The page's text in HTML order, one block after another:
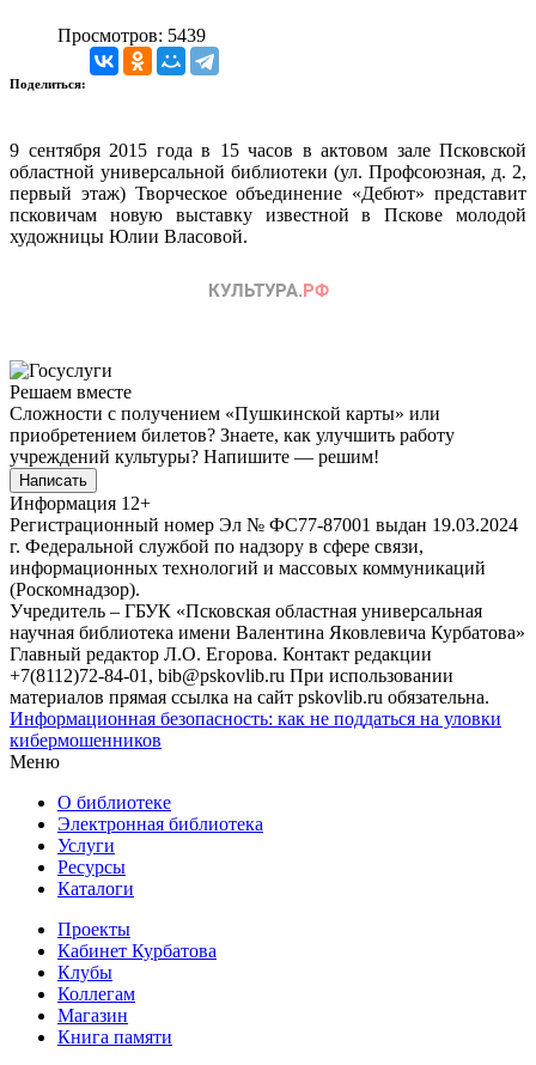
Просмотров: 5439
Поделиться:
9 сентября 2015 года в 15 часов в актовом зале Псковской
областной универсальной библиотеки (ул. Профсоюзная, д. 2,
первый этаж) Творческое объединение «Дебют» представит
псковичам новую выставку известной в Пскове молодой
художницы Юлии Власовой.
Решаем вместе
Сложности с получением «Пушкинской карты» или
приобретением билетов? Знаете, как улучшить работу
учреждений культуры? Напишите — решим!
Написать
Информация 12+
Регистрационный номер Эл № ФС77-87001 выдан 19.03.2024
г. Федеральной службой по надзору в сфере связи,
информационных технологий и массовых коммуникаций
(Роскомнадзор).
Учредитель – ГБУК «Псковская областная универсальная
научная библиотека имени Валентина Яковлевича Курбатова»
Главный редактор Л.О. Егорова. Контакт редакции
+7(8112)72-84-01, bib@pskovlib.ru При использовании
материалов прямая ссылка на сайт pskovlib.ru обязательна.
Информационная безопасность: как не поддаться на уловки
кибермошенников
Меню
О библиотеке
Электронная библиотека
Услуги
Ресурсы
Каталоги
Проекты
Кабинет Курбатова
Клубы
Коллегам
Магазин
Книга памяти